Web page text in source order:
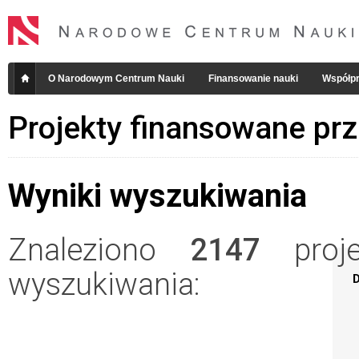
O Narodowym Centrum Nauki Finansowanie nauki
Projekty finansowane
Wyniki wyszukiwania
Znaleziono 2147
wyszukiwania: